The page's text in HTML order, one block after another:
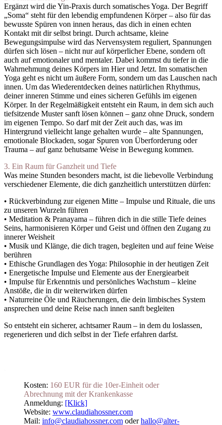
Ergänzt wird die Yin-Praxis durch somatisches Yoga. Der Begriff
„Soma“ steht für den lebendig empfundenen Körper – also für das
bewusste Spüren von innen heraus, das dich in einen echten
Kontakt mit dir selbst bringt. Durch achtsame, kleine
Bewegungsimpulse wird das Nervensystem reguliert, Spannungen
dürfen sich lösen – nicht nur auf körperlicher Ebene, sondern oft
auch auf emotionaler und mentaler. Dabei kommst du tiefer in die
Wahrnehmung deines Körpers im Hier und Jetzt. Im somatischen
Yoga geht es nicht um äußere Form, sondern um das Lauschen nach
innen. Um das Wiederentdecken deines natürlichen Rhythmus,
deiner inneren Stimme und eines sicheren Gefühls im eigenen
Körper. In der Regelmäßigkeit entsteht ein Raum, in dem sich auch
tiefsitzende Muster sanft lösen können – ganz ohne Druck, sondern
im eigenen Tempo. So darf mit der Zeit auch das, was im
Hintergrund vielleicht lange gehalten wurde – alte Spannungen,
emotionale Blockaden, sogar Spuren von Überforderung oder
Trauma – auf ganz behutsame Weise in Bewegung kommen.
3. Ein Raum für Ganzheit und Tiefe
Was meine Stunden besonders macht, ist die liebevolle Verbindung
verschiedener Elemente, die dich ganzheitlich unterstützen dürfen:
• Rückverbindung zur eigenen Mitte – Impulse und Rituale, die uns
zu unseren Wurzeln führen
• Meditation & Pranayama – führen dich in die stille Tiefe deines
Seins, harmonisieren Körper und Geist und öffnen den Zugang zu
innerer Weisheit
• Musik und Klänge, die dich tragen, begleiten und auf feine Weise
berühren
• Ethische Grundlagen des Yoga: Philosophie in der heutigen Zeit
• Energetische Impulse und Elemente aus der Energiearbeit
• Impulse für Erkenntnis und persönliches Wachstum – kleine
Anstöße, die in dir weiterwirken dürfen
• Naturreine Öle und Räucherungen, die dein limbisches System
ansprechen und deine Reise nach innen sanft begleiten
So entsteht ein sicherer, achtsamer Raum – in dem du loslassen,
regenerieren und dich selbst in der Tiefe erfahren darfst.
Kosten: 160 EUR für die 10er-Einheit oder
Abrechnung mit der Krankenkasse
Anmeldung: [Klick]
Website: www.claudiahossner.com
Mail: info@claudiahossner.com oderhallo@alter-